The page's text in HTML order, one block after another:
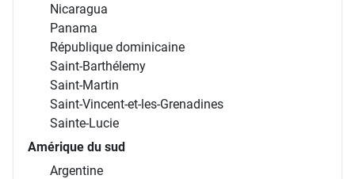
Nicaragua
Panama
République dominicaine
Saint-Barthélemy
Saint-Martin
Saint-Vincent-et-les-Grenadines
Sainte-Lucie
Amérique du sud
Argentine